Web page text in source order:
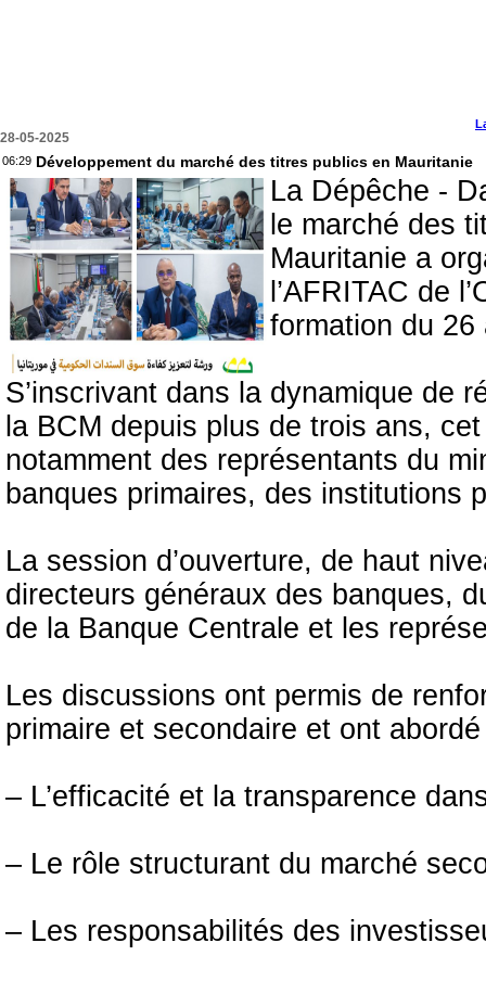
28-05-2025
06:29 Développement du marché des titres publics en Mauritanie
La Dépêche -
le marché des
Mauritanie a
l’AFRITAC de
formation du
S’inscrivant dans la dynamique de
la BCM depuis plus de trois ans,
notamment des représentants du
banques primaires, des institutions
La session d’ouverture, de haut
directeurs généraux des banques,
de la Banque Centrale et les
Les discussions ont permis de
primaire et secondaire et ont
– L’efficacité et la transparence
– Le rôle structurant du marché
– Les responsabilités des